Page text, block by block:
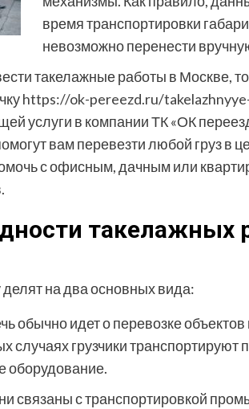
время транспортировки
невозможно перенести
такелажные работы в Москве,
https://ok-pereezd.ru/
услуги в компании ТК «ОК
вам перевезти любой груз в
с офисным, дачным или
такелажных
на два основных вида:
обычно идет о перевозке
случаях грузчики транспортируют
оборудование.
связаны с транспортировкой